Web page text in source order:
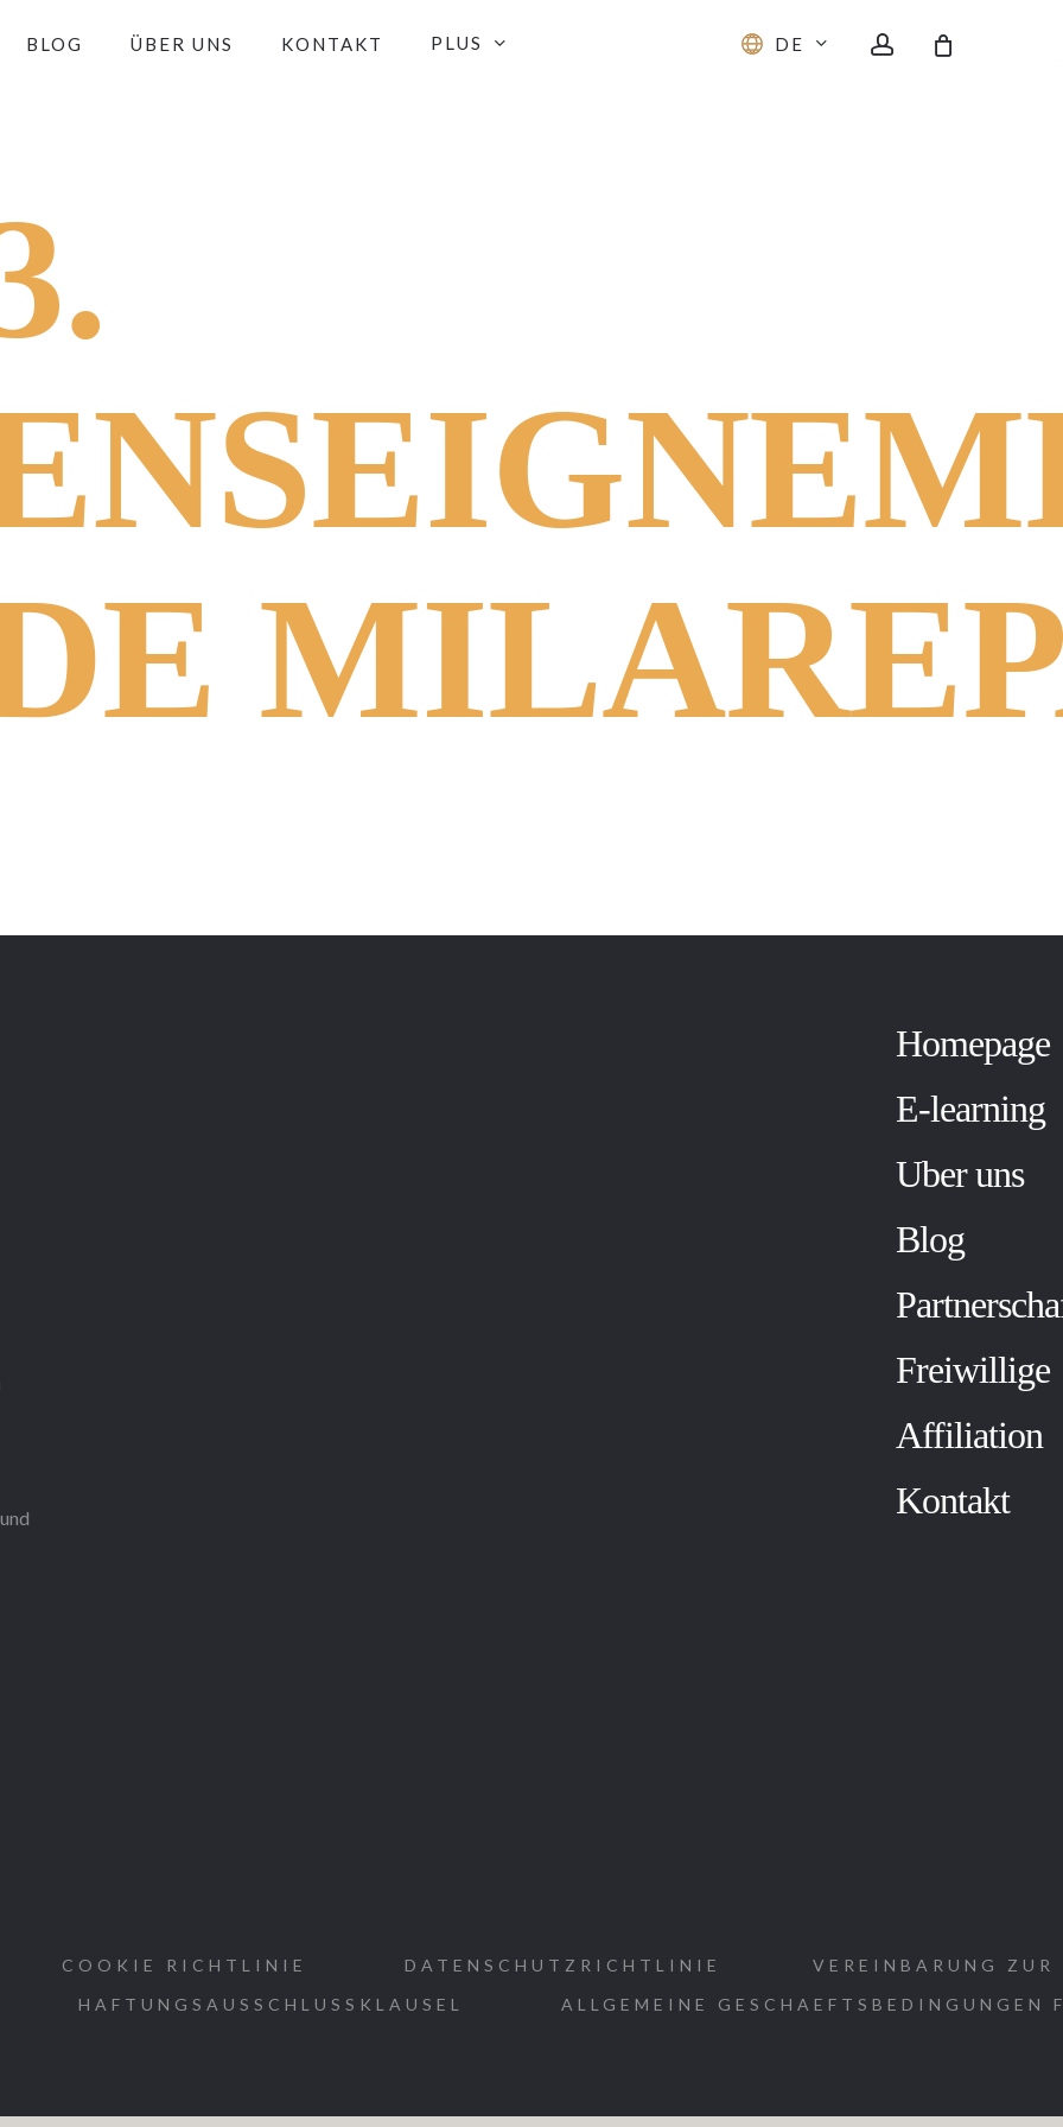
BLOG ÜBER UNS KONTAKT PLUS DE account
Homepage
E-learning
Uber uns
Blog
Freiwillige
Affiliation
Kontakt
COOKIE RICHTLINIE DATENSCHUTZRICHTLINIE
VEREINBARUNG
HAFTUNGSAUSSCHLUSSKLAUSEL ALLGEMEINE